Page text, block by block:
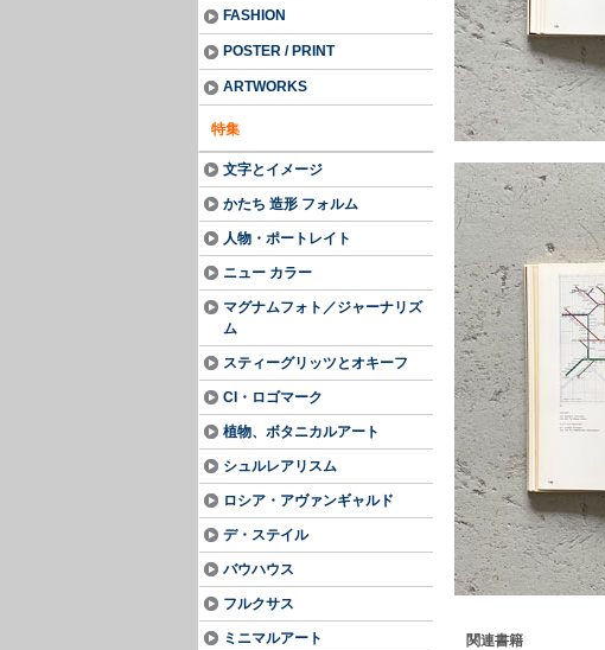
FASHION
POSTER / PRINT
ARTWORKS
特集
文字とイメージ
かたち 造形 フォルム
人物・ポートレイト
ニュー カラー
マグナムフォト／ジャーナリズ
ム
スティーグリッツとオキーフ
CI・ロゴマーク
植物、ボタニカルアート
シュルレアリスム
ロシア・アヴァンギャルド
デ・ステイル
バウハウス
フルクサス
ミニマルアート 関連書籍